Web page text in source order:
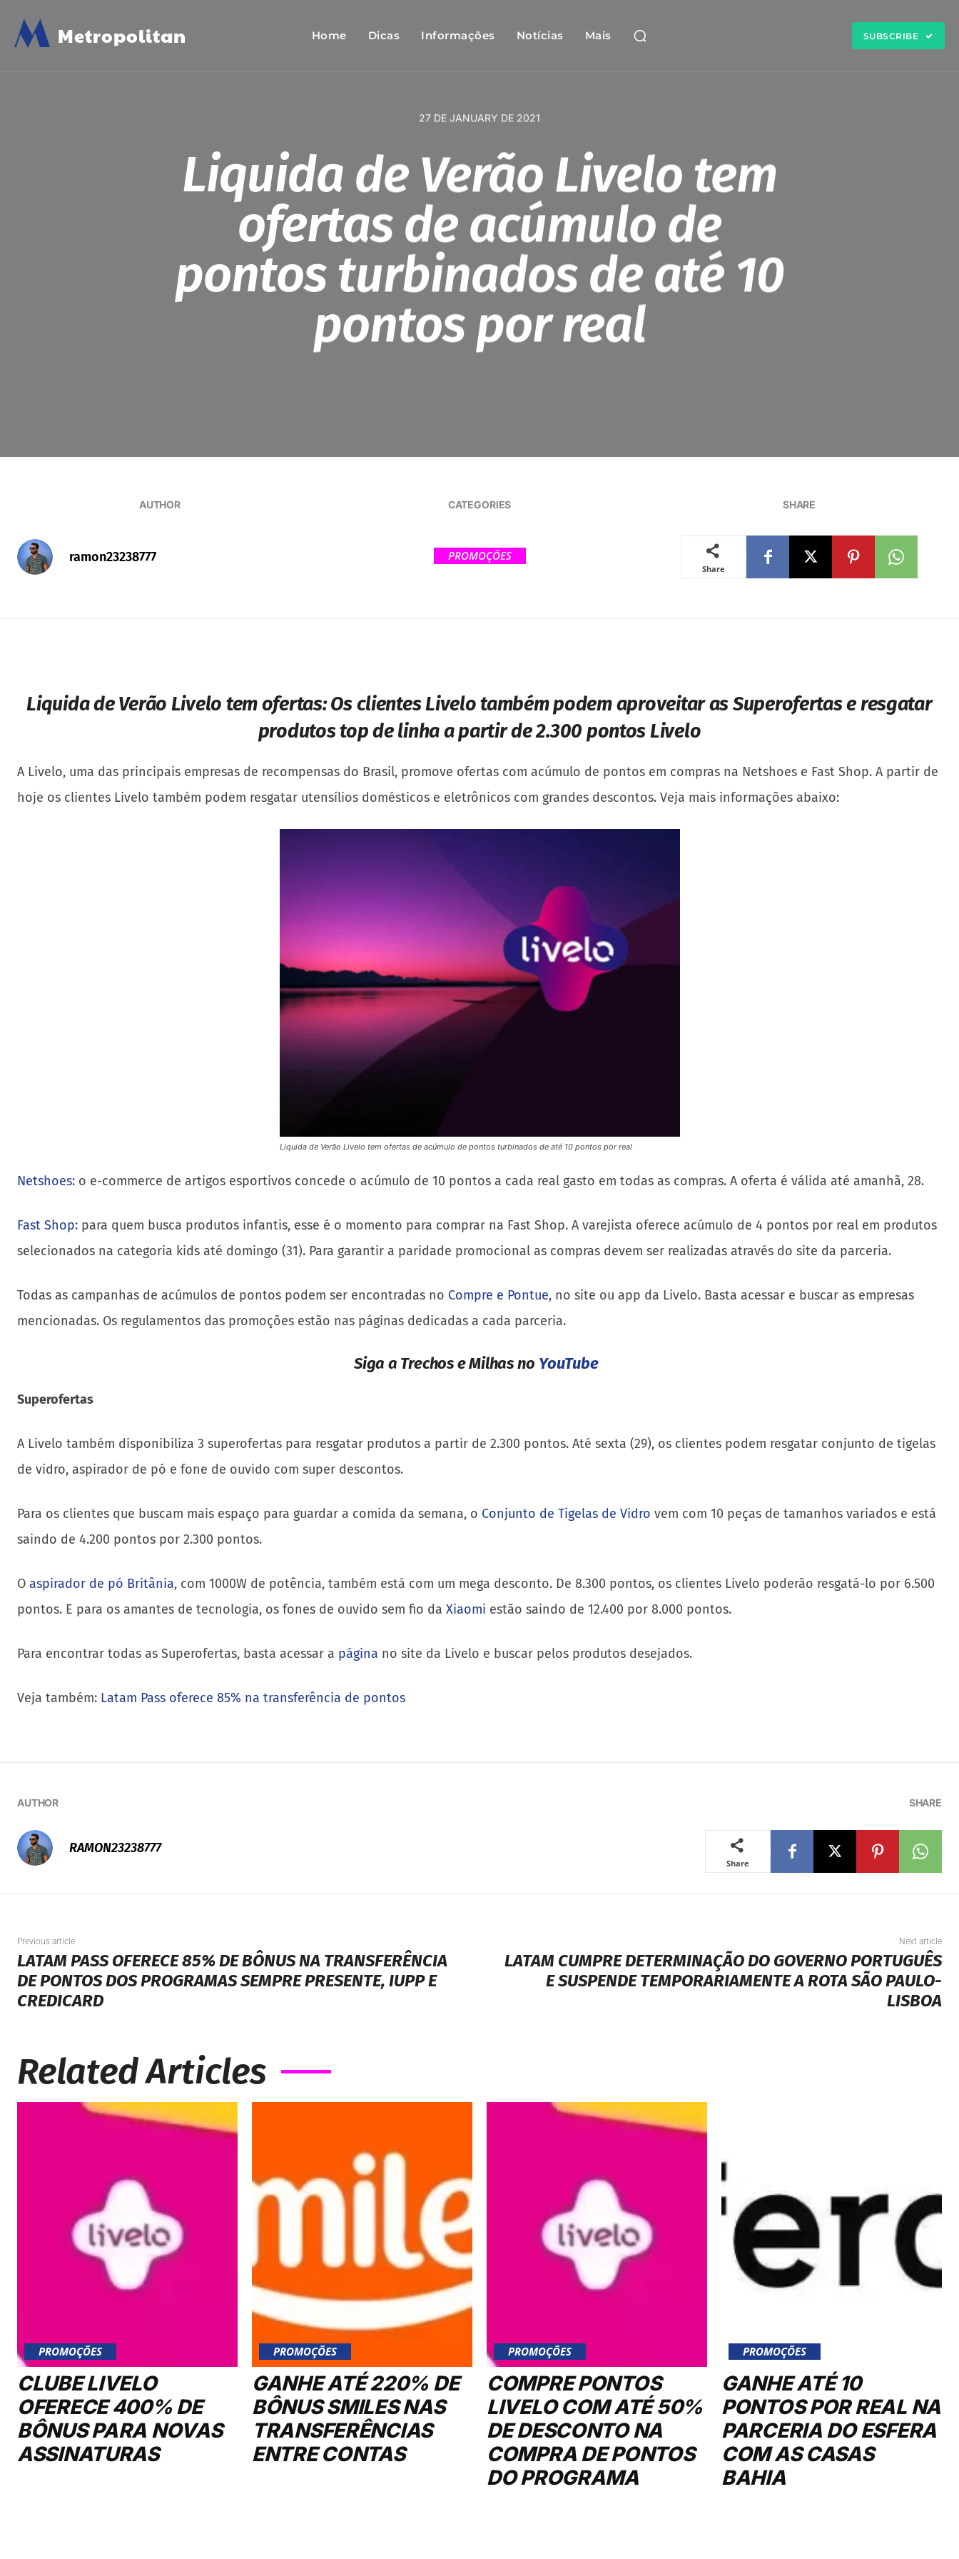
M Metropolitan Home Dicas Informações Notícias Mais SUBSCRIBE
27 DE JANUARY DE 2021
Liquida de Verão Livelo tem
ofertas de acúmulo de
pontos turbinados de até 10
pontos por real
AUTHOR
ramon23238777
CATEGORIES
PROMOÇÕES
SHARE
Share
Liquida de Verão Livelo tem ofertas:Os clientes Livelo também podem aproveitar as Superofertas e resgatar
produtos top de linha a partir de 2.300 pontos Livelo
A Livelo, uma das principais empresas de recompensas do Brasil, promove ofertas com acúmulo de pontos em compras na Netshoes e Fast Shop. A partir de
hoje os clientes Livelo também podem resgatar utensílios domésticos e eletrônicos com grandes descontos. Veja mais informações abaixo:
Liquida de Verão Livelo tem ofertas de acúmulo de pontos turbinados de até 10 pontos por real
Netshoes: o e-commerce de artigos esportivos concede o acúmulo de 10 pontos a cada real gasto em todas as compras. A oferta é válida até amanhã, 28.
Fast Shop: para quem busca produtos infantis, esse é o momento para comprar na Fast Shop. A varejista oferece acúmulo de 4 pontos por real em produtos
selecionados na categoria kids até domingo (31). Para garantir a paridade promocional as compras devem ser realizadas através do site da parceria.
Todas as campanhas de acúmulos de pontos podem ser encontradas no Compre e Pontue, no site ou app da Livelo. Basta acessar e buscar as empresas
mencionadas. Os regulamentos das promoções estão nas páginas dedicadas a cada parceria.
Siga a Trechos e Milhas no YouTube
Superofertas
A Livelo também disponibiliza 3 superofertas para resgatar produtos a partir de 2.300 pontos. Até sexta (29), os clientes podem resgatar conjunto de tigelas
de vidro, aspirador de pó e fone de ouvido com super descontos.
Para os clientes que buscam mais espaço para guardar a comida da semana, o Conjunto de Tigelas de Vidro vem com 10 peças de tamanhos variados e está
saindo de 4.200 pontos por 2.300 pontos.
O aspirador de pó Britânia, com 1000W de potência, também está com um mega desconto. De 8.300 pontos, os clientes Livelo poderão resgatá-lo por 6.500
pontos. E para os amantes de tecnologia, os fones de ouvido sem fio da Xiaomi estão saindo de 12.400 por 8.000 pontos.
Para encontrar todas as Superofertas, basta acessar a página no site da Livelo e buscar pelos produtos desejados.
Veja também: Latam Pass oferece 85% na transferência de pontos
AUTHOR
RAMON23238777
SHARE
Share
Previous article
LATAM PASS OFERECE 85% DE BÔNUS NA TRANSFERÊNCIA
DE PONTOS DOS PROGRAMAS SEMPRE PRESENTE, IUPP E
CREDICARD
Next article
LATAM CUMPRE DETERMINAÇÃO DO GOVERNO PORTUGUÊS
E SUSPENDE TEMPORARIAMENTE A ROTA SÃO PAULO-
LISBOA
Related Articles
PROMOÇÕES
CLUBE LIVELO
OFERECE 400% DE
BÔNUS PARA NOVAS
ASSINATURAS
PROMOÇÕES
GANHE ATÉ 220% DE
BÔNUS SMILES NAS
TRANSFERÊNCIAS
ENTRE CONTAS
PROMOÇÕES
COMPRE PONTOS
LIVELO COM ATÉ 50%
DE DESCONTO NA
COMPRA DE PONTOS
DO PROGRAMA
PROMOÇÕES
GANHE ATÉ 10
PONTOS POR REAL NA
PARCERIA DO ESFERA
COM AS CASAS
BAHIA